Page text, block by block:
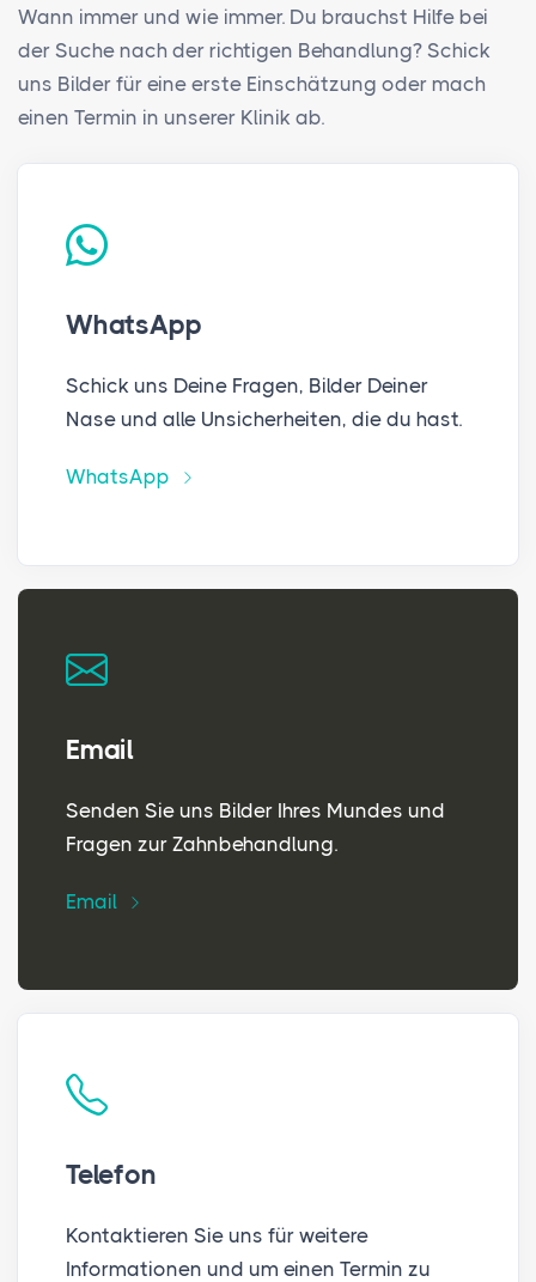
Wann immer und wie immer. Du brauchst Hilfe bei
der Suche nach der richtigen Behandlung? Schick
uns Bilder für eine erste Einschätzung oder mach
einen Termin in unserer Klinik ab.
WhatsApp
Schick uns Deine Fragen, Bilder Deiner
Nase und alle Unsicherheiten, die du hast.
WhatsApp
Email
Senden Sie uns Bilder Ihres Mundes und
Fragen zur Zahnbehandlung.
Email
Telefon
Kontaktieren Sie uns für weitere
Informationen und um einen Termin zu